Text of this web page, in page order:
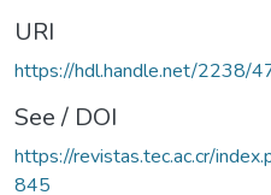
URI
https://hdl.handle.net/2238/
See / DOI
https://revistas.tec.ac.cr/
845